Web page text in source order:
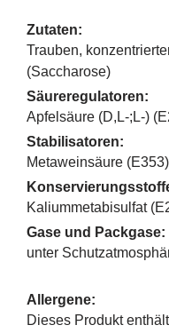
Zutaten:
Trauben,
(Saccharose)
Säureregulatoren:
Apfelsäure (D,L-;L-)
Stabilisatoren:
Metaweinsäure (E353)
Kaliummetabisulfat
Gase und Packgase:
unter
Allergene:
Dieses Produkt